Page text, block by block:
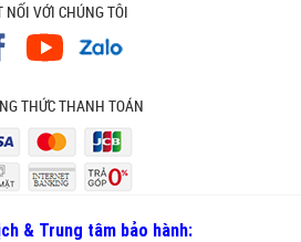
NỐI VỚI CHÚNG TÔI
THỨC THANH TOÁN
& Trung tâm bảo hành: